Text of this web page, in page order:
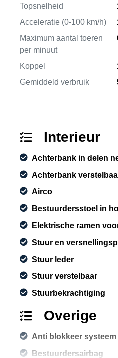
Topsnelheid
Acceleratie (0-100 km/h)
Maximum aantal toeren
per minuut
Koppel
Gemiddeld verbruik
Interieur
Achterbank in delen
Achterbank
Airco
Bestuurdersstoel in
Elektrische ramen
Stuur en
Stuur leder
Stuur verstelbaar
Stuurbekrachtiging
Overige
Anti blokkeer systeem
Bestuurdersairbag